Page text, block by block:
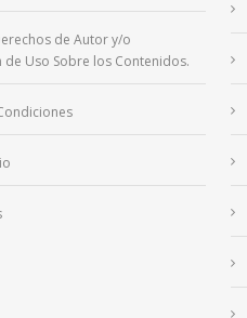
de Autor y/o
Uso Sobre los Contenidos.